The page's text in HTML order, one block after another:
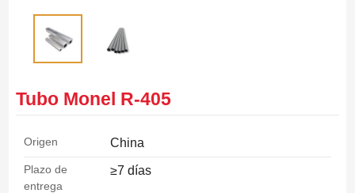
Tubo Monel R-405
Origen China
Plazo de
entrega
≥7 días